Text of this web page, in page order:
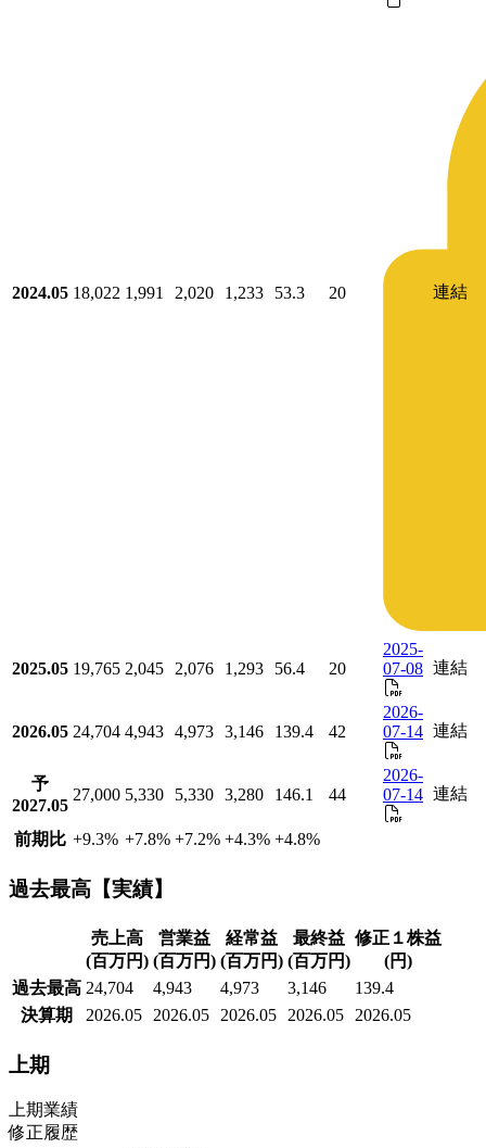
2024.05 18,022 1,991 2,020 1,233 53.3 20 連結
2025.05 19,765 2,045 2,076 1,293 56.4 20
2025-
07-08 連結
2026.05 24,704 4,943 4,973 3,146 139.4 42
2026-
07-14 連結
予
2027.05
27,000 5,330 5,330 3,280 146.1 44
2026-
07-14 連結
前期比 +9.3% +7.8% +7.2% +4.3% +4.8%
過去最高【実績】
売上高
(百万円)
営業益
(百万円)
経常益
(百万円)
最終益
(百万円)
修正１株益
(円)
過去最高 24,704 4,943 4,973 3,146
139.4
決算期
2026.05 2026.05 2026.05 2026.05 2026.05
上期
上期業績
修正履歴